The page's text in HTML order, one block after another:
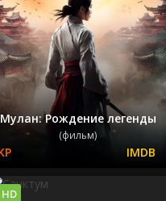
Мулан: Рождение легенды
(фильм)
HD